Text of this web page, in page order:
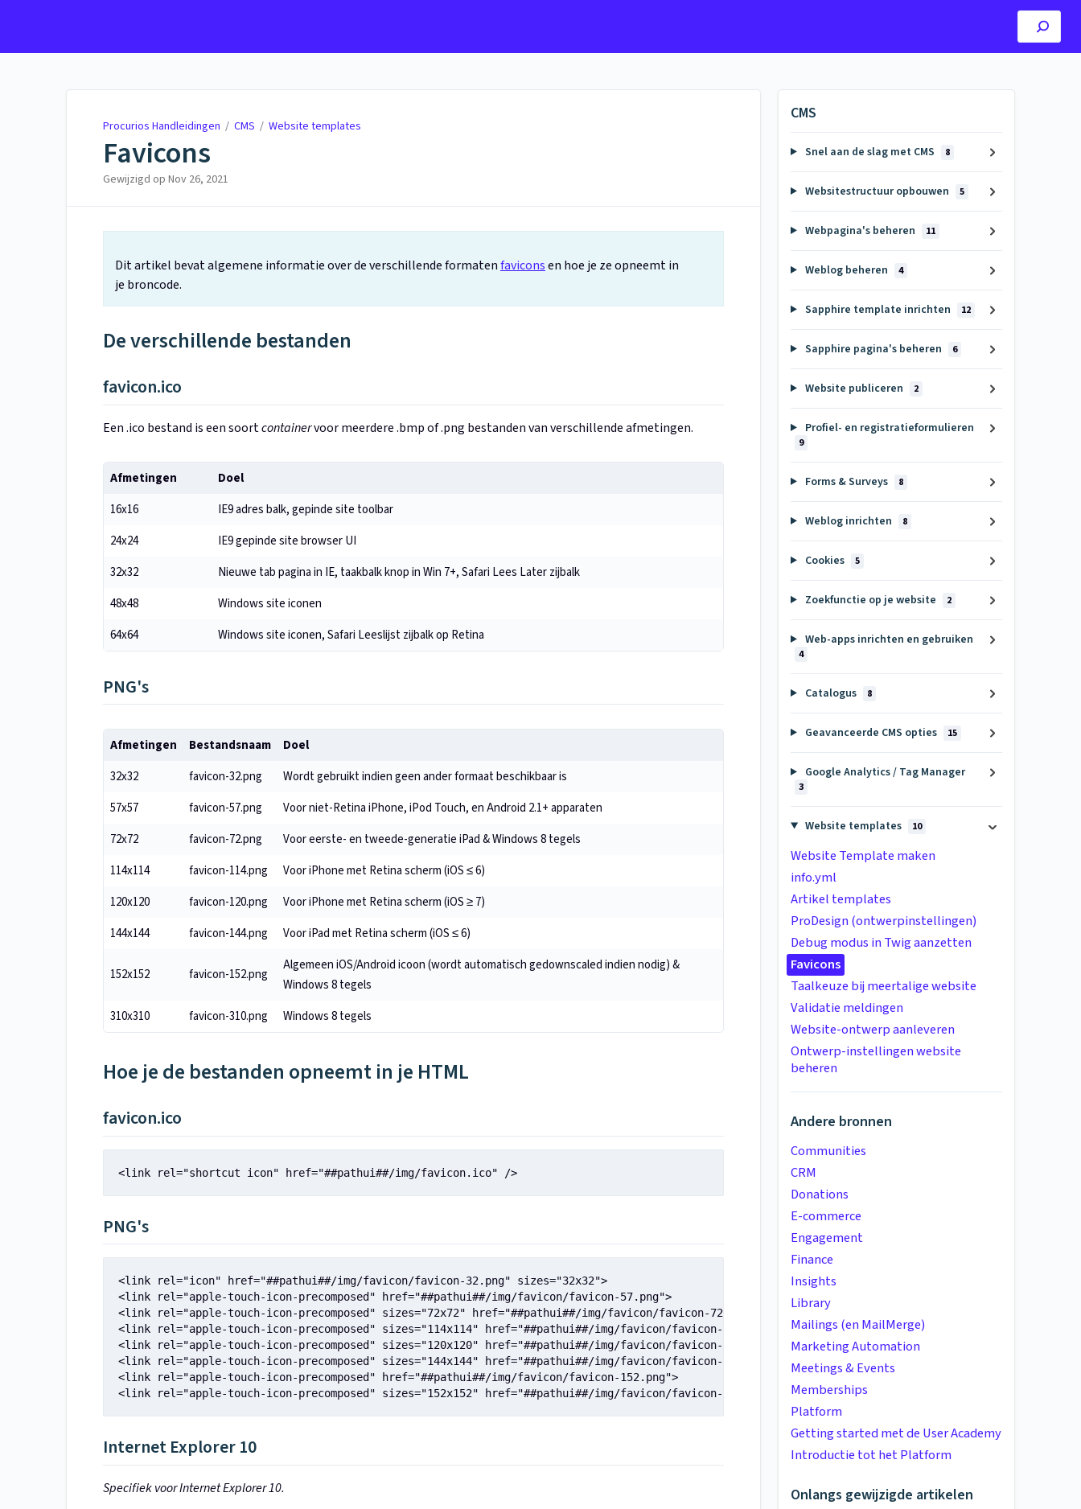
Procurios Handleidingen / CMS / Website templates
Favicons
Gewijzigd op Nov 26, 2021
Dit artikel bevat algemene informatie over de verschillende formatenfaviconsen hoe je ze opneemt in
je broncode.
De verschillende bestanden
favicon.ico
Een .ico bestand is een soortcontainervoor meerdere .bmp of .png bestanden van verschillende afmetingen.
Afmetingen
Doel
16x16
IE9 adres balk, gepinde site toolbar
24x24
IE9 gepinde site browser UI
32x32
Nieuwe tab pagina in IE, taakbalk knop in Win 7+, Safari Lees Later zijbalk
48x48
Windows site iconen
64x64
Windows site iconen, Safari Leeslijst zijbalk op Retina
PNG's
Afmetingen Bestandsnaam
Doel
32x32
favicon-32.png
Wordt gebruikt indien geen ander formaat beschikbaar is
57x57
favicon-57.png
Voor niet-Retina iPhone, iPod Touch, en Android 2.1+ apparaten
72x72
favicon-72.png
Voor eerste- en tweede-generatie iPad & Windows 8 tegels
114x114
favicon-114.png
Voor iPhone met Retina scherm (iOS ≤ 6)
120x120
favicon-120.png
Voor iPhone met Retina scherm (iOS ≥ 7)
144x144
favicon-144.png Voor iPad met Retina scherm (iOS ≤ 6)
152x152 favicon-152.png
Algemeen iOS/Android icoon (wordt automatisch gedownscaled indien nodig) &
Windows 8 tegels
310x310
favicon-310.png Windows 8 tegels
Hoe je de bestanden opneemt in je HTML
favicon.ico
<link rel="shortcut icon" href="##pathui##/img/favicon.ico" />
PNG's
<link rel="icon" href="##pathui##/img/favicon/favicon-32.png" sizes="32x32">
<link rel="apple-touch-icon-precomposed" href="##pathui##/img/favicon/favicon-57.png">
<link rel="apple-touch-icon-precomposed" sizes="72x72" href="##pathui##/img/favicon/favicon-72.png">
<link rel="apple-touch-icon-precomposed" sizes="114x114" href="##pathui##/img/favicon/favicon-114.png">
<link rel="apple-touch-icon-precomposed" sizes="120x120" href="##pathui##/img/favicon/favicon-120.png">
<link rel="apple-touch-icon-precomposed" sizes="144x144" href="##pathui##/img/favicon/favicon-144.png">
<link rel="apple-touch-icon-precomposed" href="##pathui##/img/favicon/favicon-152.png">
<link rel="apple-touch-icon-precomposed" sizes="152x152" href="##pathui##/img/favicon/favicon-152.png">
Internet Explorer 10
Specifiek voor Internet Explorer 10.
CMS
Snel aan de slag met CMS 8
Websitestructuur opbouwen 5
Webpagina's beheren 11
Weblog beheren 4
Sapphire template inrichten 12
Sapphire pagina's beheren 6
Website publiceren 2
Profiel- en registratieformulieren
9
Forms & Surveys 8
Weblog inrichten 8
Cookies 5
Zoekfunctie op je website 2
Web-apps inrichten en gebruiken
4
Catalogus 8
Geavanceerde CMS opties 15
Google Analytics / Tag Manager
3
Website templates 10
Website Template maken
info.yml
Artikel templates
ProDesign (ontwerpinstellingen)
Debug modus in Twig aanzetten
Favicons
Taalkeuze bij meertalige website
Validatie meldingen
Website-ontwerp aanleveren
Ontwerp-instellingen website
beheren
Andere bronnen
Communities
CRM
Donations
E-commerce
Engagement
Finance
Insights
Library
Mailings (en MailMerge)
Marketing Automation
Meetings & Events
Memberships
Platform
Getting started met de User Academy
Introductie tot het Platform
Onlangs gewijzigde artikelen